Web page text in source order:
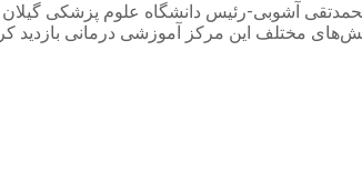
محمدتقی آشوبی-رئیس دانشگاه علوم پزشکی
مختلف این مرکز آموزشی درمانی بازدید